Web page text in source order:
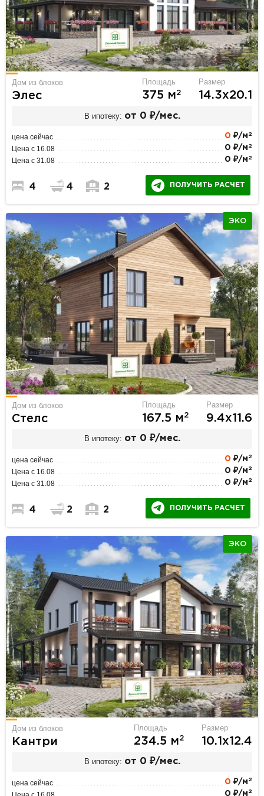
Дом из блоков
Элес
Площадь
375 м2
Размер
14.3х20.1
В ипотеку: от 0 ₽/мес.
цена сейчас 0 ₽/м 2
Цена с 16.08 0 ₽/м 2
Цена с 31.08 0 ₽/м 2
4 4 2 ПОЛУЧИТЬ РАСЧЕТ
ЭКО
Дом из блоков
Стелс
Площадь
167.5 м2
Размер
9.4х11.6
В ипотеку: от 0 ₽/мес.
цена сейчас 0 ₽/м 2
Цена с 16.08 0 ₽/м 2
Цена с 31.08 0 ₽/м 2
4 2 2 ПОЛУЧИТЬ РАСЧЕТ
ЭКО
Дом из блоков
Кантри
Площадь
234.5 м2
Размер
10.1х12.4
В ипотеку: от 0 ₽/мес.
цена сейчас 0 ₽/м 2
0 ₽/м 2